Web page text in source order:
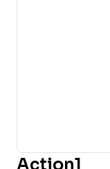
Action1